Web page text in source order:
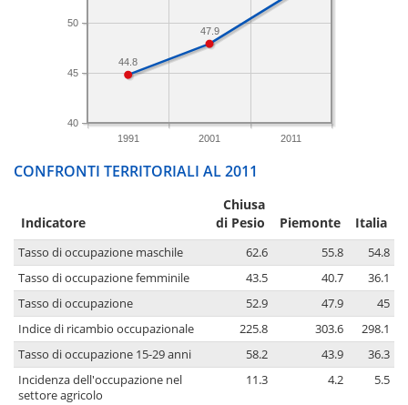
1991 2001 2011
40
45
50
47.9
44.8
CONFRONTI TERRITORIALI AL 2011
Indicatore
Chiusa
di Pesio
Piemonte Italia
Tasso di occupazione maschile 62.6 55.8
54.8
Tasso di occupazione femminile
43.5 40.7
36.1
Tasso di occupazione
52.9 47.9
45
Indice di ricambio occupazionale
225.8 303.6
298.1
Tasso di occupazione 15-29 anni
58.2 43.9
36.3
Incidenza dell'occupazione nel
settore agricolo
11.3 4.2 5.5